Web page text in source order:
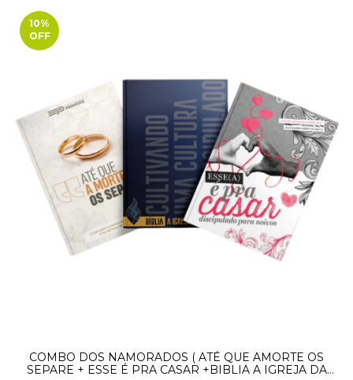
10%
OFF
COMBO DOS NAMORADOS ( ATÉ QUE AMORTE OS
SEPARE + ESSE É PRA CASAR +BIBLIA A IGREJA DA